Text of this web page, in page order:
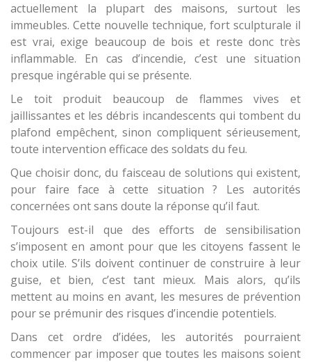
actuellement la plupart des maisons, surtout les
immeubles. Cette nouvelle technique, fort sculpturale il
est vrai, exige beaucoup de bois et reste donc très
inflammable. En cas d’incendie, c’est une situation
presque ingérable qui se présente.
Le toit produit beaucoup de flammes vives et
jaillissantes et les débris incandescents qui tombent du
plafond empêchent, sinon compliquent sérieusement,
toute intervention efficace des soldats du feu.
Que choisir donc, du faisceau de solutions qui existent,
pour faire face à cette situation ? Les autorités
concernées ont sans doute la réponse qu’il faut.
Toujours est-il que des efforts de sensibilisation
s’imposent en amont pour que les citoyens fassent le
choix utile. S’ils doivent continuer de construire à leur
guise, et bien, c’est tant mieux. Mais alors, qu’ils
mettent au moins en avant, les mesures de prévention
pour se prémunir des risques d’incendie potentiels.
Dans cet ordre d’idées, les autorités pourraient
commencer par imposer que toutes les maisons soient